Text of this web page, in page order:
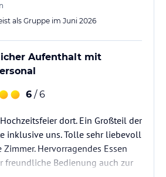
als Gruppe im Juni 2026
Aufenthalt mit
6 / 6
dort. Ein Großteil der
inklusive uns. Tolle sehr liebevoll
Hervorragendes Essen
freundliche Bedienung auch zur